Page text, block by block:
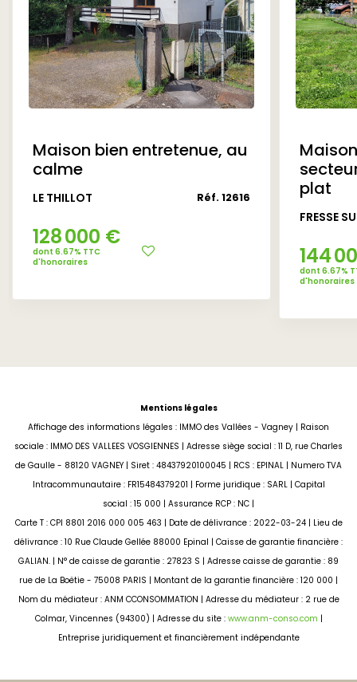
référence
CLASSES DPE/GES
Montant estimé des dépenses annuelles d'énergie
pour un usage standard entre 3808€ et 5152€.
(abonnement compris).
Maison bien entretenue, au
calme
LE THILLOT Réf. 12616
128 000 €
dont 6.67% TTC
d'honoraires
plat
FRESSE
144
dont 6.67%
d'honoraires
Mentions légales
Affichage des informations légales : IMMO des Vallées - Vagney | Raison
sociale : IMMO DES VALLEES VOSGIENNES | Adresse siège social : 11 D, rue Charles
de Gaulle - 88120 VAGNEY | Siret : 48437920100045 | RCS : EPINAL | Numero TVA
Intracommunautaire : FR15484379201 | Forme juridique : SARL | Capital
social : 15 000 | Assurance RCP : NC |
Carte T : CPI 8801 2016 000 005 463 | Date de délivrance : 2022-03-24 | Lieu de
délivrance : 10 Rue Claude Gellée 88000 Epinal | Caisse de garantie financière :
GALIAN. | N° de caisse de garantie : 27823 S | Adresse caisse de garantie : 89
rue de La Boëtie - 75008 PARIS | Montant de la garantie financière : 120 000 |
Nom du médiateur : ANM CCONSOMMATION | Adresse du médiateur : 2 rue de
Colmar, Vincennes (94300) | Adresse du site : www.anm-conso.com |
Entreprise juridiquement et financièrement indépendante